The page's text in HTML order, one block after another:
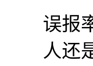
误报
人还